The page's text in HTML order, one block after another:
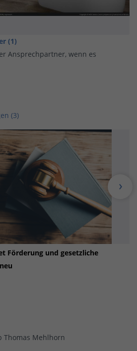
(1)
Ansprechpartner, wenn es
(3)
Förderung und gesetzliche
Thomas Mehlhorn